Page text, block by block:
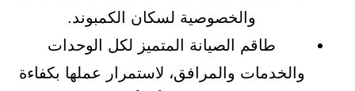
والخصوصية لسكان الكمبوند.
طاقم الصيانة المتميز لكل الوحدات
والخدمات والمرافق، لاستمرار عملها بكفاءة